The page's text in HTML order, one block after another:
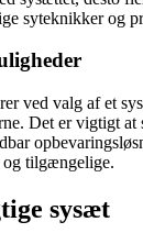
syteknikker og
ved valg af et
Det er vigtigt
tilgængelige.
sysæt